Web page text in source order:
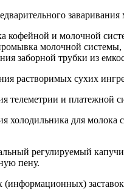
кофейной и молочной
промывка молочной
заборной трубки из
растворимых сухих
телеметрии и платежной
холодильника для молока
регулируемый
пену.